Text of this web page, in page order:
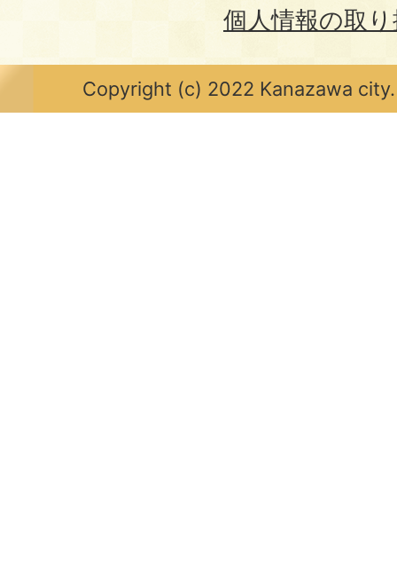
個人情報の取
Copyright (c) 2022 Kanazawa